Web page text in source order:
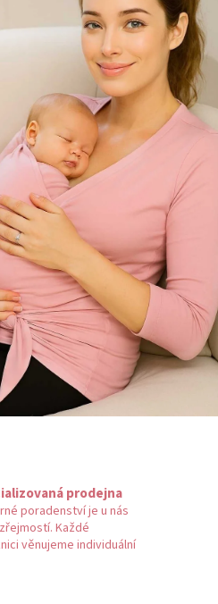
prodejna
poradenství je u nás
Každé
věnujeme individuální